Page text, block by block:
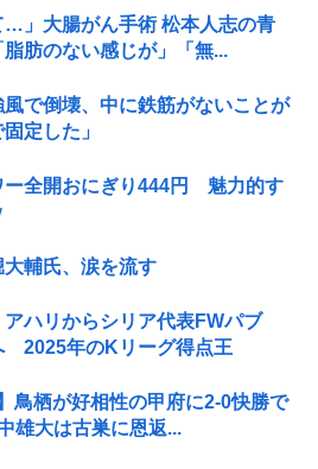
…」大腸がん手術 松本人志の青
肪のない感じが」「無...
風で倒壊、中に鉄筋がないことが
定した」
ー全開おにぎり444円 魅力的す
輔氏、涙を流す
ハリからシリア代表FWパブ
2025年のKリーグ得点王
鳥栖が好相性の甲府に2-0快勝で
雄大は古巣に恩返...